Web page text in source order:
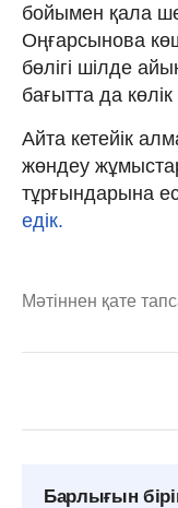
бойымен қала
Оңғарсынова
бөлігі шілде
бағытта да
Айта кетейік
жөндеу
тұрғындарына
едік.
Мәтіннен қате
Барлығын